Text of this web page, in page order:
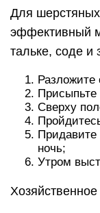
Для
эффективный
тальке, соде и
Разложите
Сверху
ночь;
Утром